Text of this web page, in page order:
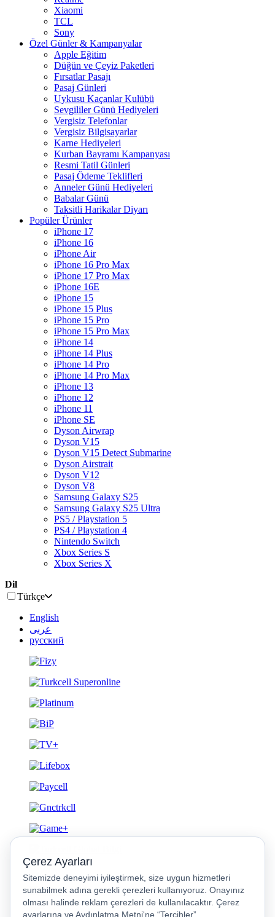
Xiaomi
TCL
Sony
Özel Günler & Kampanyalar
Apple Eğitim
Düğün ve Çeyiz Paketleri
Fırsatlar Pasajı
Pasaj Günleri
Uykusu Kaçanlar Kulübü
Sevgililer Günü Hediyeleri
Vergisiz Telefonlar
Vergisiz Bilgisayarlar
Karne Hediyeleri
Kurban Bayramı Kampanyası
Resmi Tatil Günleri
Pasaj Ödeme Teklifleri
Anneler Günü Hediyeleri
Babalar Günü
Taksitli Harikalar Diyarı
Popüler Ürünler
iPhone 17
iPhone 16
iPhone Air
iPhone 16 Pro Max
iPhone 17 Pro Max
iPhone 16E
iPhone 15
iPhone 15 Plus
iPhone 15 Pro
iPhone 15 Pro Max
iPhone 14
iPhone 14 Plus
iPhone 14 Pro
iPhone 14 Pro Max
iPhone 13
iPhone 12
iPhone 11
iPhone SE
Dyson Airwrap
Dyson V15
Dyson V15 Detect Submarine
Dyson Airstrait
Dyson V12
Dyson V8
Samsung Galaxy S25
Samsung Galaxy S25 Ultra
PS5 / Playstation 5
PS4 / Playstation 4
Nintendo Switch
Xbox Series S
Xbox Series X
Dil
Türkçe
English
عربى
русский